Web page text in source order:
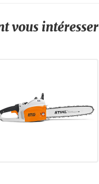
vous intéresser